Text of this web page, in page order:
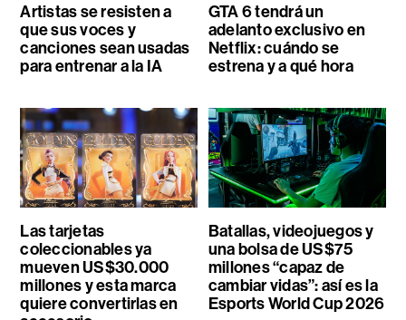
Artistas se resisten a
que sus voces y
canciones sean usadas
para entrenar a la IA
GTA 6 tendrá un
adelanto exclusivo en
Netflix: cuándo se
estrena y a qué hora
Las tarjetas
coleccionables ya
mueven US$30.000
millones y esta marca
quiere convertirlas en
Batallas, videojuegos y
una bolsa de US$75
millones “capaz de
cambiar vidas”: así es la
Esports World Cup 2026